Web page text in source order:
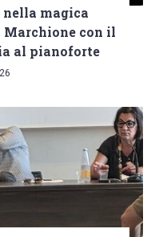
magica
Marchione con il
al pianoforte